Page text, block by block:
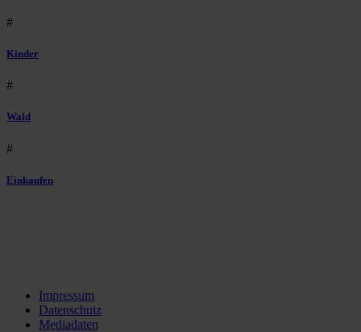
#
Kinder
#
Wald
#
Einkaufen
Impressum
Datenschutz
Mediadaten